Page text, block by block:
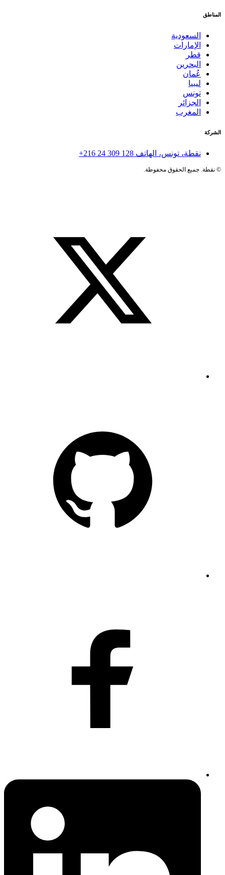
المناطق
السعودية
الإمارات
قطر
البحرين
عُمان
ليبيا
تونس
الجزائر
المغرب
الشركة
نقطة، تونس، الهاتف +216 24 309 128
©نقطة. جميع الحقوق محفوظة.